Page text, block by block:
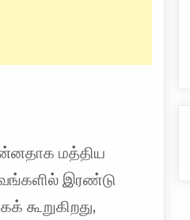
மத்திய
இரண்டு